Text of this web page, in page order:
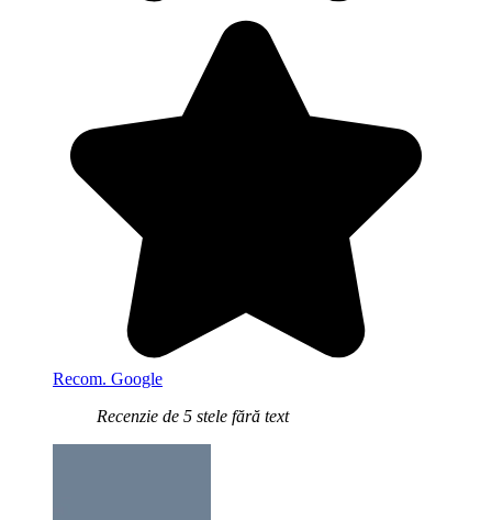
Recom. Google
Recenzie de 5 stele fără text